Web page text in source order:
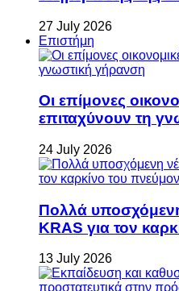
27 July 2026
Επιστήμη
Οι επίμονες
επιταχύνουν τη
24 July 2026
Πολλά
KRAS για τον
13 July 2026